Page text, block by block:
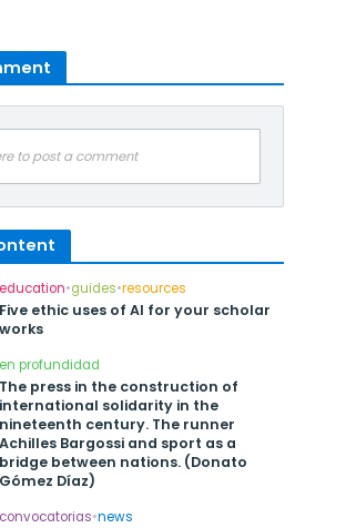
to post a comment
education•guides•resources
Five ethic uses of AI for your scholar
works
en profundidad
The press in the construction of
international solidarity in the
nineteenth century. The runner
Achilles Bargossi and sport as a
bridge between nations. (Donato
Gómez Díaz)
convocatorias•news